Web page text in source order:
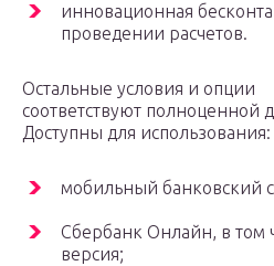
инновационная
проведении расчетов.
Остальные условия и опции
соответствуют полноценной
Доступны для использования:
мобильный банковский
Сбербанк Онлайн, в том
версия;